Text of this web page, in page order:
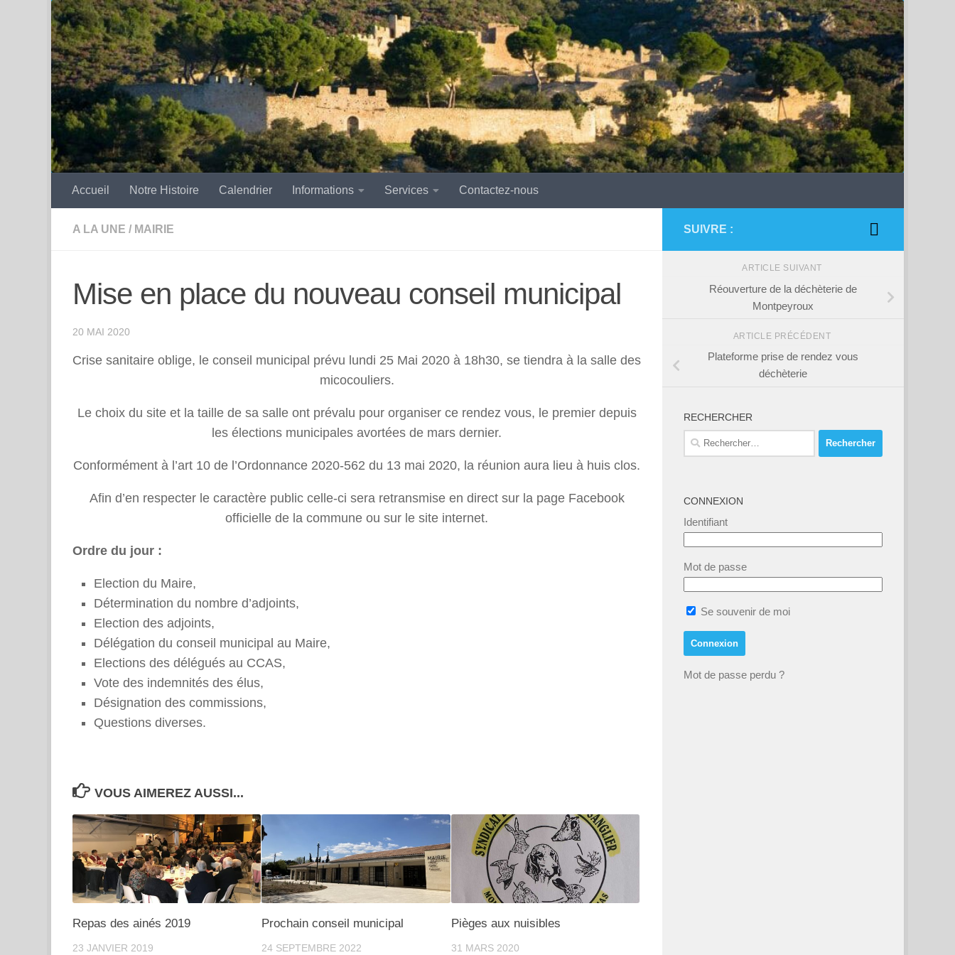
Skip to content
Accueil Notre Histoire Calendrier Informations Services Contactez-nous
A LA UNE / MAIRIE
Mise en place du nouveau conseil municipal
20 MAI 2020
Crise sanitaire oblige, le conseil municipal prévu lundi 25 Mai 2020 à 18h30, se tiendra à la salle des
micocouliers.
Le choix du site et la taille de sa salle ont prévalu pour organiser ce rendez vous, le premier depuis
les élections municipales avortées de mars dernier.
Conformément à l’art 10 de l’Ordonnance 2020-562 du 13 mai 2020, la réunion aura lieu à huis clos.
Afin d’en respecter le caractère public celle-ci sera retransmise en direct sur la page Facebook
officielle de la commune ou sur le site internet.
Ordre du jour :
Election du Maire,
Détermination du nombre d’adjoints,
Election des adjoints,
Délégation du conseil municipal au Maire,
Elections des délégués au CCAS,
Vote des indemnités des élus,
Désignation des commissions,
Questions diverses.
VOUS AIMEREZ AUSSI...
Repas des ainés 2019
23 JANVIER 2019
Prochain conseil municipal
24 SEPTEMBRE 2022
Pièges aux nuisibles
31 MARS 2020
SUIVRE :
ARTICLE SUIVANT
Réouverture de la déchèterie de
Montpeyroux
ARTICLE PRÉCÉDENT
Plateforme prise de rendez vous
déchèterie
RECHERCHER
Rechercher :
CONNEXION
Identifiant
Mot de passe
Se souvenir de moi
Mot de passe perdu ?